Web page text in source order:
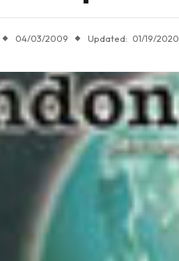
04/03/2009 Updated: 01/19/2020